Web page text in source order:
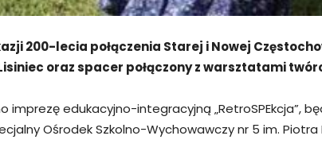
200-lecia połączenia Starej i Nowej
oraz spacer połączony z warsztatami
imprezę edukacyjno-integracyjną „RetroSPEkcja”,
Ośrodek Szkolno-Wychowawczy nr 5 im.